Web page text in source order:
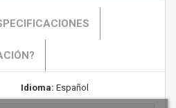
Idioma: Español